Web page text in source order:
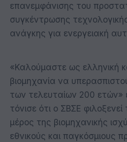
επανεμφάνισης του
συγκέντρωσης
ανάγκης για ενεργειακή
«Καλούμαστε ως ελληνική
βιομηχανία να
των τελευταίων 200 ετών»
τόνισε ότι ο ΣΒΣΕ
μέρος της βιομηχανικής
εθνικούς και παγκόσμιους